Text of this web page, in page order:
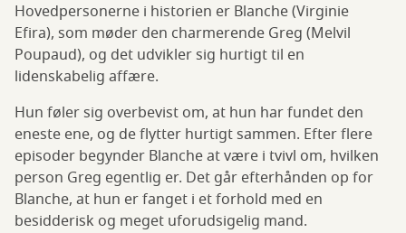
Hovedpersonerne i historien er Blanche (Virginie
Efira), som møder den charmerende Greg (Melvil
Poupaud), og det udvikler sig hurtigt til en
lidenskabelig affære.
Hun føler sig overbevist om, at hun har fundet den
eneste ene, og de flytter hurtigt sammen. Efter flere
episoder begynder Blanche at være i tvivl om, hvilken
person Greg egentlig er. Det går efterhånden op for
Blanche, at hun er fanget i et forhold med en
besidderisk og meget uforudsigelig mand.